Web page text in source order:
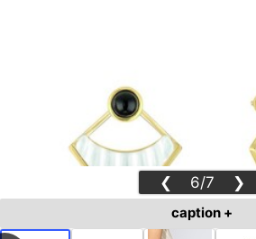
❮ 6/7 ❯
caption +